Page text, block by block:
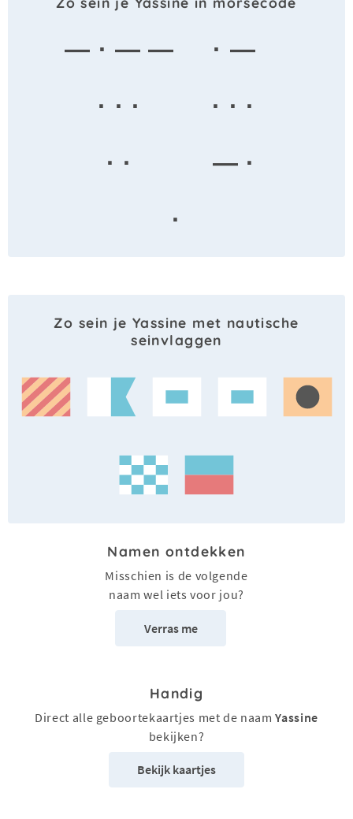
— · — —
· —
· · ·
· · ·
· ·
— ·
·
Zo sein je Yassine met nautische
seinvlaggen
Namen ontdekken
Misschien is de volgende
naam wel iets voor jou?
Verras me
Handig
Direct alle geboortekaartjes met de naamYassine
bekijken?
Bekijk kaartjes